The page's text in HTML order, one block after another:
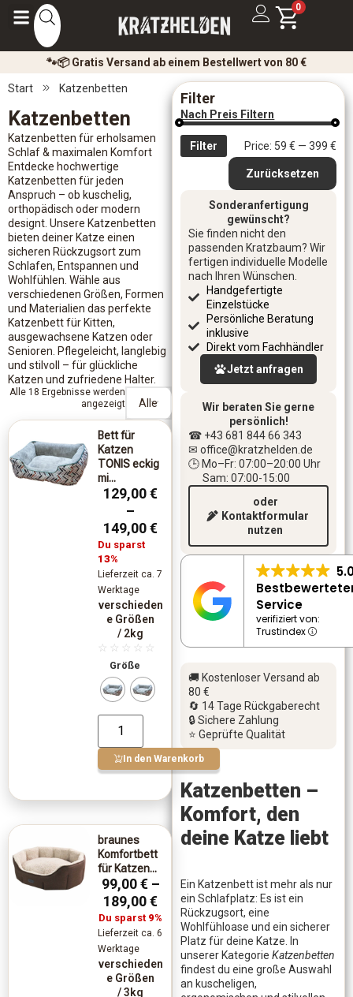
0
🐾📦 Gratis Versand ab einem Bestellwert von 80 €
Filter
Nach Preis Filtern
Filter Price: 59 € — 399 €
Zurücksetzen
Sonderanfertigung
gewünscht?
Sie finden nicht den
passenden Kratzbaum? Wir
fertigen individuelle Modelle
nach Ihren Wünschen.
Handgefertigte
Einzelstücke
Persönliche Beratung
inklusive
Direkt vom Fachhändler
Jetzt anfragen
Wir beraten Sie gerne
persönlich!
☎ +43 681 844 66 343
✉ office@kratzhelden.de
🕒 Mo–Fr: 07:00–20:00 Uhr
Sam: 07:00-15:00
oder
Kontaktformular
nutzen
Service
verifiziert von:
Trustindex
🚚 Kostenloser Versand ab
80 €
🔄 14 Tage Rückgaberecht
🔒 Sichere Zahlung
⭐ Geprüfte Qualität
Katzenbetten –
Komfort, den
deine Katze liebt
Ein Katzenbett ist mehr als nur
ein Schlafplatz: Es ist ein
Rückzugsort, eine
Wohlfühloase und ein sicherer
Platz für deine Katze. In
unserer KategorieKatzenbetten
findest du eine große Auswahl
an kuscheligen,
Start Katzenbetten
Katzenbetten
Katzenbetten für erholsamen
Schlaf & maximalen Komfort
Entdecke hochwertige
Katzenbetten für jeden
Anspruch – ob kuschelig,
orthopädisch oder modern
designt. Unsere Katzenbetten
bieten deiner Katze einen
sicheren Rückzugsort zum
Schlafen, Entspannen und
Wohlfühlen. Wähle aus
verschiedenen Größen, Formen
und Materialien das perfekte
Katzenbett für Kitten,
ausgewachsene Katzen oder
Senioren. Pflegeleicht, langlebig
und stilvoll – für glückliche
Katzen und zufriedene Halter.
Alle 18 Ergebnisse werden
angezeigt
Bett für
Katzen
TONIS eckig
mi...
129,00€
–
149,00€
Du sparst
13%
Lieferzeit ca. 7
Werktage
verschieden
e Größen
/ 2kg
☆ ☆ ☆ ☆ ☆
Größe
In den Warenkorb
braunes
Komfortbett
für Katzen...
99,00€ –
189,00€
Du sparst 9%
Lieferzeit ca. 6
Werktage
verschieden
e Größen
/ 3kg